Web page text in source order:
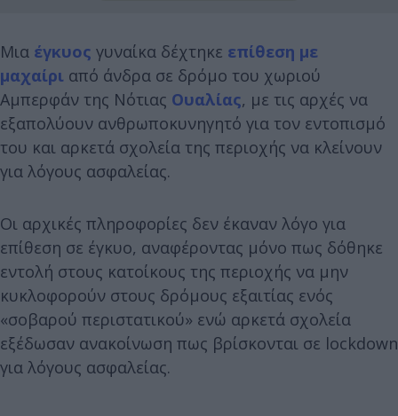
Μια έγκυος γυναίκα δέχτηκε επίθεση με
μαχαίρι από άνδρα σε δρόμο του χωριού
Αμπερφάν της Νότιας Ουαλίας, με τις αρχές να
εξαπολύουν ανθρωποκυνηγητό για τον εντοπισμό
του και αρκετά σχολεία της περιοχής να κλείνουν
για λόγους ασφαλείας.
Οι αρχικές πληροφορίες δεν έκαναν λόγο για
επίθεση σε έγκυο, αναφέροντας μόνο πως δόθηκε
εντολή στους κατοίκους της περιοχής να μην
κυκλοφορούν στους δρόμους εξαιτίας ενός
«σοβαρού περιστατικού» ενώ αρκετά σχολεία
εξέδωσαν ανακοίνωση πως βρίσκονται σε lockdown
για λόγους ασφαλείας.